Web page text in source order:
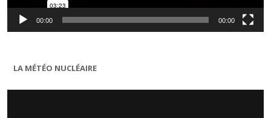
00:00 00:00
LA MÉTÉO NUCLÉAIRE
Lecteur